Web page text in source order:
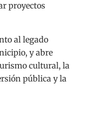
proyectos
al legado
y abre
cultural, la
pública y la